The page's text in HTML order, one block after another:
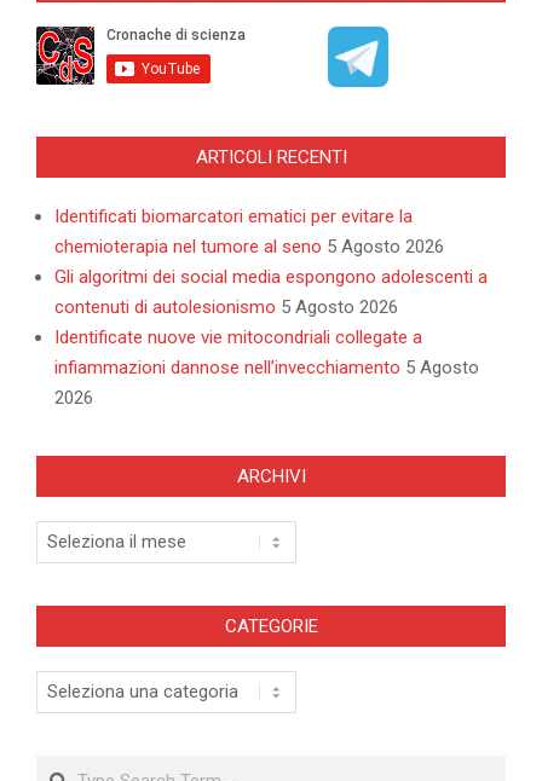
ARTICOLI RECENTI
Identificati biomarcatori ematici per evitare la
chemioterapia nel tumore al seno 5 Agosto 2026
Gli algoritmi dei social media espongono adolescenti a
contenuti di autolesionismo 5 Agosto 2026
Identificate nuove vie mitocondriali collegate a
infiammazioni dannose nell’invecchiamento 5 Agosto
2026
ARCHIVI
Archivi
CATEGORIE
Categorie
Search